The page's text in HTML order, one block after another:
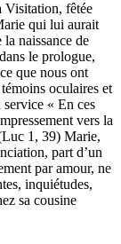
Visitation, fêtée
qui lui aurait
la naissance de
le prologue,
que nous ont
oculaires et
« En ces
vers la
1, 39) Marie,
part d’un
par amour, ne
inquiétudes,
sa cousine